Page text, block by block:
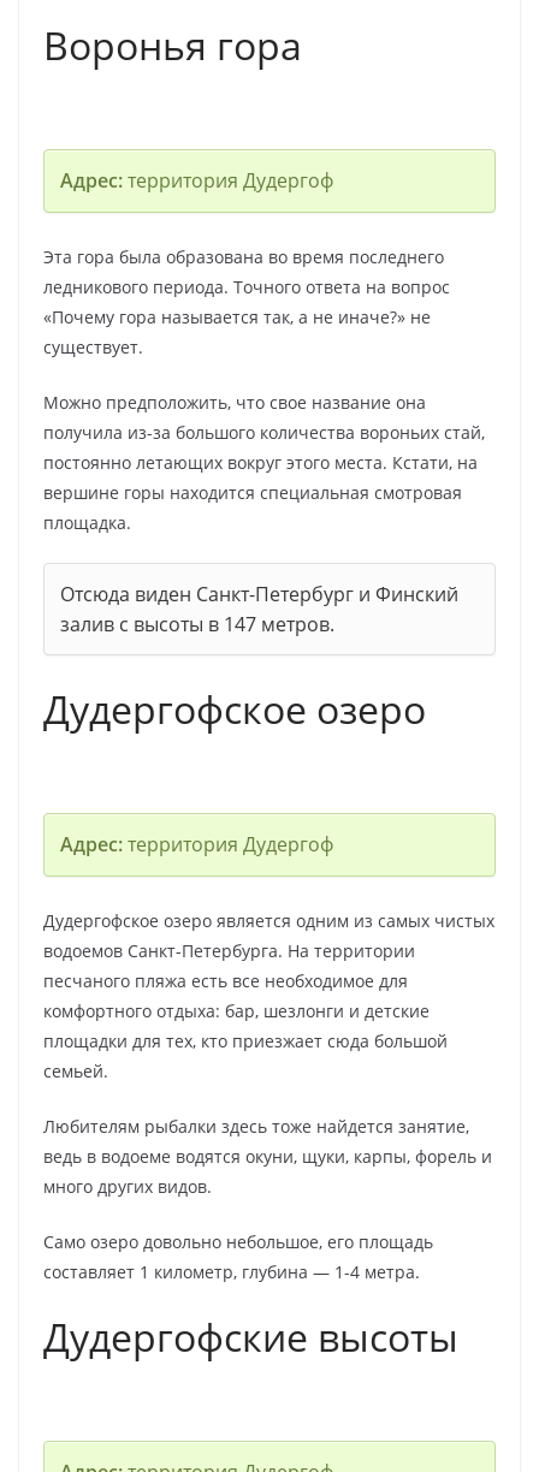
Воронья гора
Адрес:территория Дудергоф
Эта гора была образована во время последнего
ледникового периода. Точного ответа на вопрос
«Почему гора называется так, а не иначе?» не
существует.
Можно предположить, что свое название она
получила из-за большого количества вороньих стай,
постоянно летающих вокруг этого места. Кстати, на
вершине горы находится специальная смотровая
площадка.
Отсюда виден Санкт-Петербург и Финский
залив с высоты в 147 метров.
Дудергофское озеро
Адрес:территория Дудергоф
Дудергофское озеро является одним из самых чистых
водоемов Санкт-Петербурга. На территории
песчаного пляжа есть все необходимое для
комфортного отдыха: бар, шезлонги и детские
площадки для тех, кто приезжает сюда большой
семьей.
Любителям рыбалки здесь тоже найдется занятие,
ведь в водоеме водятся окуни, щуки, карпы, форель и
много других видов.
Само озеро довольно небольшое, его площадь
составляет 1 километр, глубина — 1-4 метра.
Дудергофские высоты